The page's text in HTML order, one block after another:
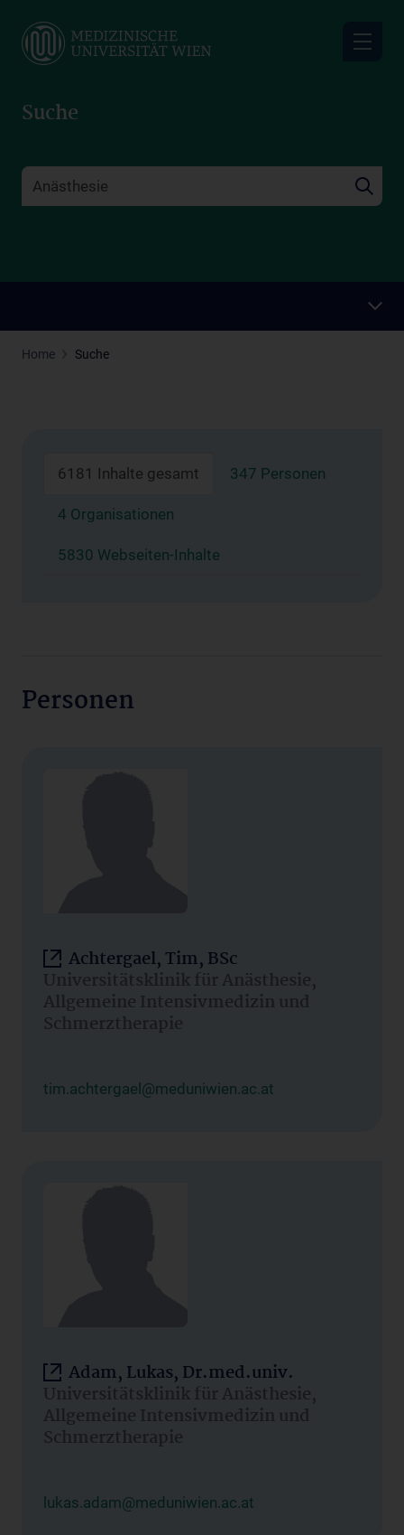
main
Suche
Home Suche
6181 Inhalte gesamt 347 Personen
4 Organisationen
5830 Webseiten-Inhalte
Personen
Achtergael, Tim, BSc
Universitätsklinik für Anästhesie,
Allgemeine Intensivmedizin und
Schmerztherapie
tim.achtergael@meduniwien.ac.at
Adam, Lukas, Dr.med.univ.
Universitätsklinik für Anästhesie,
Allgemeine Intensivmedizin und
Schmerztherapie
lukas.adam@meduniwien.ac.at